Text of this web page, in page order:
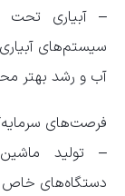
– آبیاری تحت
سیستم‌های
آب و رشد بهتر
فرصت‌های
– تولید
دستگاه‌های خاص